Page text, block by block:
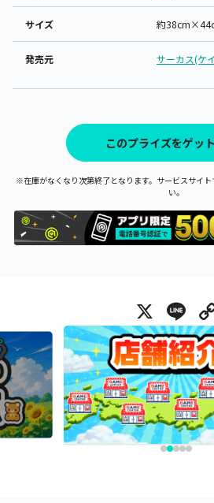
サイズ 約
発売元 サーカス(ケ
このプライズをゲッ
※在庫がなくなり次第終了となります。サービスサイ
い。
X